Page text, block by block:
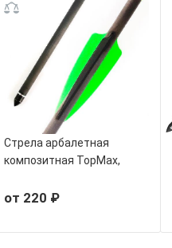
Стрела арбалетная
композитная TopMax,
от 220 ₽